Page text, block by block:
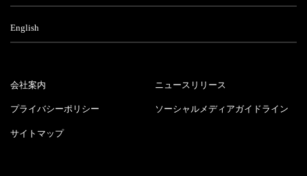
English
会社案内 ニュースリリース
プライバシーポリシー ソーシャルメディアガイドライン
サイトマップ